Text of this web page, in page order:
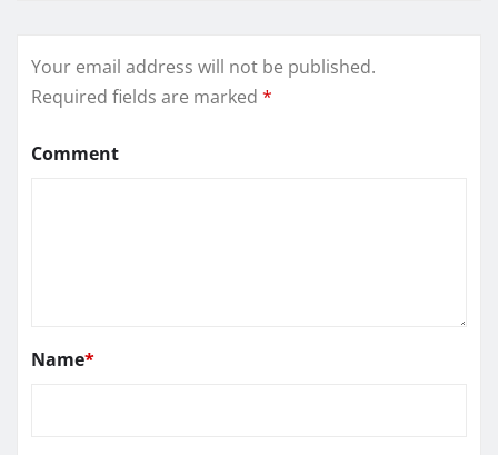
Your email address will not be published.
Required fields are marked *
Comment
Name*